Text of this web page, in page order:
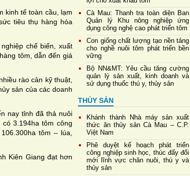
kinh tế toàn cầu, lạm
tiêu thụ hàng hóa
chế biến, xuất
tôm, dẫn đến giá
rào cản kỹ thuật,
sản của các doanh
nay tỉnh đã thả nuôi
3.194ha tôm công
tôm – lúa,
Kiên Giang đạt hơn
Cà Mau: Thanh tra toàn diện Ban
Quản lý Khu nông nghiệp ứng
dụng công nghệ cao phát triển tôm
Con giống chất lượng tạo nền tảng
cho nghề nuôi tôm phát triển bền
vững
Bộ NN&MT: Yêu cầu tăng cường
quản lý sản xuất, kinh doanh và
sử dụng thuốc thú y, thủy sản
THỦY SẢN
Khánh thành Nhà máy sản xuất
thức ăn thủy sản Cà Mau – C.P.
Việt Nam
Phê duyệt kế hoạch phát triển
công nghiệp sinh học, thúc đẩy đổi
mới lĩnh vực chăn nuôi, thú y và
thủy sản